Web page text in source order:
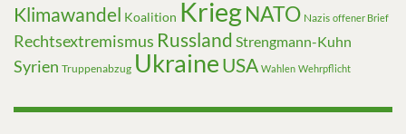
Klimawandel Koalition KriegNATO Nazis offener Brief
Rechtsextremismus Russland Strengmann-Kuhn
Syrien Truppenabzug UkraineUSA Wahlen Wehrpflicht